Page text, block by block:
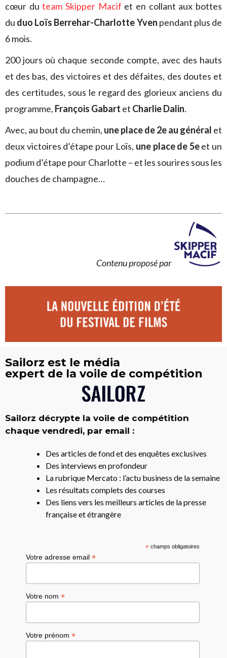
cœur duteam Skipper Macif et en collant aux bottes
du duo Loïs Berrehar-Charlotte Yven pendant plus de
6 mois.
200 jours où chaque seconde compte, avec des hauts
et des bas, des victoires et des défaites, des doutes et
des certitudes, sous le regard des glorieux anciens du
programme, François Gabart et Charlie Dalin.
Avec, au bout du chemin, une place de 2e au général et
deux victoires d’étape pour Loïs, une place de 5eet un
podium d’étape pour Charlotte – et les sourires sous les
douches de champagne…
Contenu proposé par
Sailorz est le média
expert de la voile de compétition
Sailorz décrypte la voile de compétition
chaque vendredi, par email :
Des articles de fond et des enquêtes exclusives
Des interviews en profondeur
La rubrique Mercato : l’actu business de la semaine
Les résultats complets des courses
Des liens vers les meilleurs articles de la presse
française et étrangère
*champs obligatoires
Votre adresse email*
Votre nom*
Votre prénom*